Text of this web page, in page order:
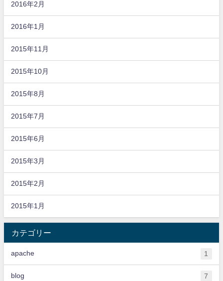
2016年2月
2016年1月
2015年11月
2015年10月
2015年8月
2015年7月
2015年6月
2015年3月
2015年2月
2015年1月
カテゴリー
apache 1
blog 7